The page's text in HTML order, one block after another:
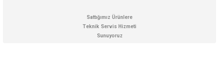
Sattığımız Ürünlere
Teknik Servis Hizmeti
Sunuyoruz